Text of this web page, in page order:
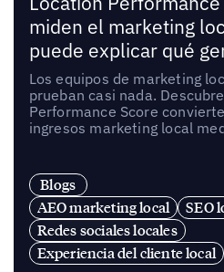
miden el marketing
puede explicar qué
Los equipos de marketing
prueban casi nada.
Performance Score
ingresos marketing local
Blogs
AEO marketing local
SEO
Redes sociales locales
Experiencia del cliente local